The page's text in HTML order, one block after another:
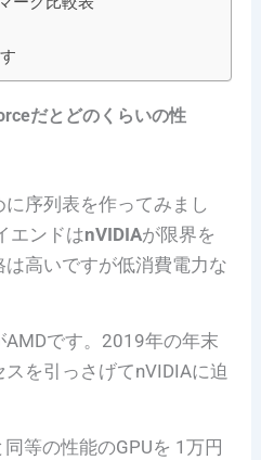
だとどのくらいの性
序列表を作ってみまし
エンドはnVIDIAが限界を
高いですが低消費電力な
です。2019年の年末
を引っさげてnVIDIAに迫
等の性能のGPUを 1万円